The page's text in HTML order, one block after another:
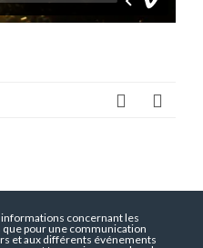
concernant les
pour une communication
et aux différents événements